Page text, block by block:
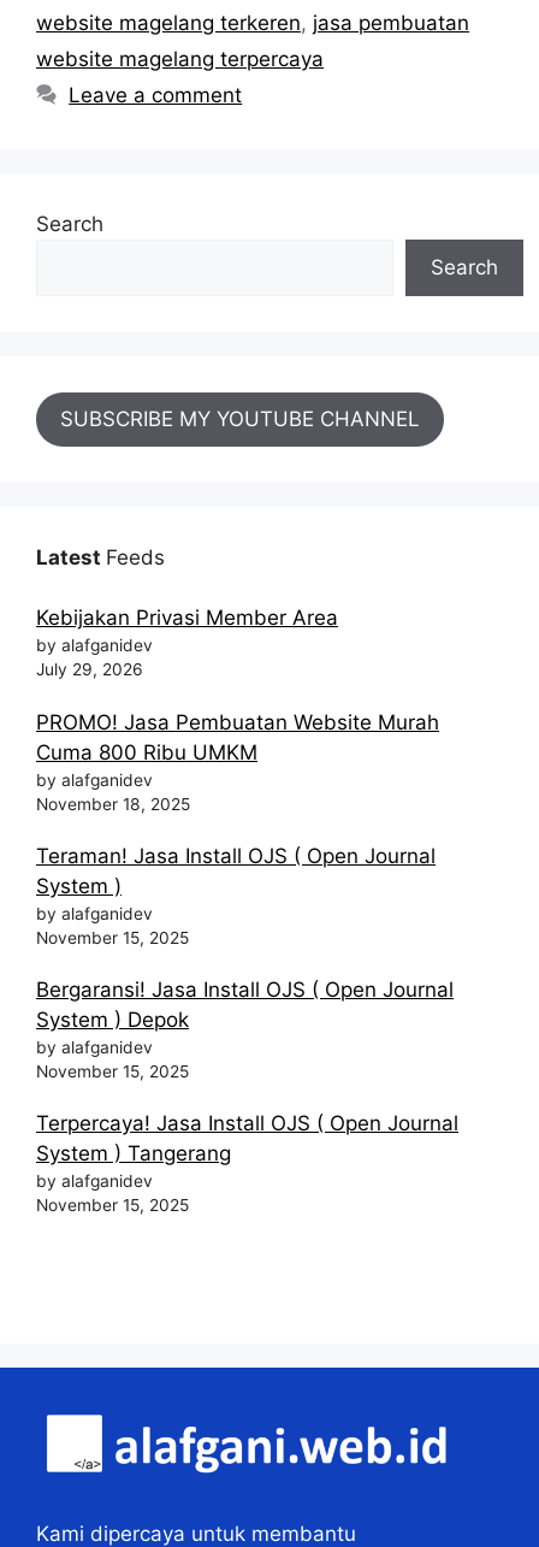
website magelang terkeren, jasa pembuatan
website magelang terpercaya
Leave a comment
Search
Search
SUBSCRIBE MY YOUTUBE CHANNEL
Latest Feeds
Kebijakan Privasi Member Area
by alafganidev
July 29, 2026
PROMO! Jasa Pembuatan Website Murah
Cuma 800 Ribu UMKM
by alafganidev
November 18, 2025
Teraman! Jasa Install OJS ( Open Journal
System )
by alafganidev
November 15, 2025
Bergaransi! Jasa Install OJS ( Open Journal
System ) Depok
by alafganidev
November 15, 2025
Terpercaya! Jasa Install OJS ( Open Journal
System ) Tangerang
by alafganidev
November 15, 2025
Kami dipercaya untuk membantu